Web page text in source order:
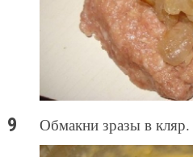
Обмакни зразы в кляр.